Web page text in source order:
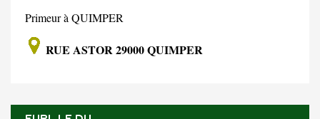
Primeur à QUIMPER
RUE ASTOR 29000 QUIMPER